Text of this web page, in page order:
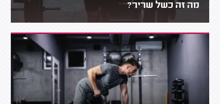
מה זה כשל שריר?